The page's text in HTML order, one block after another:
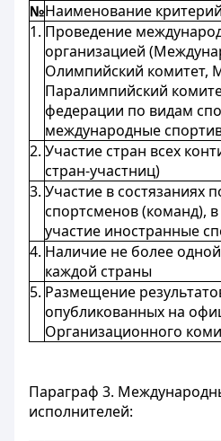
№Наименование критерий
1. Проведение
организацией
Олимпийский комитет,
Паралимпийский
федерации по видам
международные
2. Участие стран всех
стран-участниц)
3. Участие в состязаниях
спортсменов (команд),
участие иностранные
4. Наличие не более
каждой страны
5. Размещение
опубликованных на
Организационного
Параграф 3.
исполнителей: